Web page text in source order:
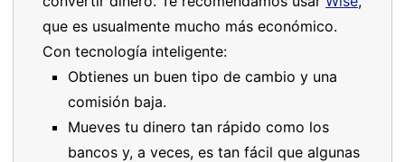
que es usualmente mucho más económico.
Con tecnología inteligente:
Obtienes un buen tipo de cambio y una
comisión baja.
Mueves tu dinero tan rápido como los
bancos y, a veces, es tan fácil que algunas